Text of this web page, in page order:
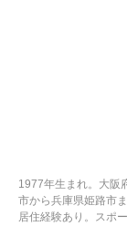
1977年生まれ。大阪
市から兵庫県姫路市
居住経験あり。スポ